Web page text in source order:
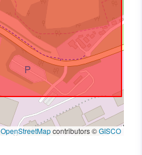
OpenStreetMapcontributors ©GISCO